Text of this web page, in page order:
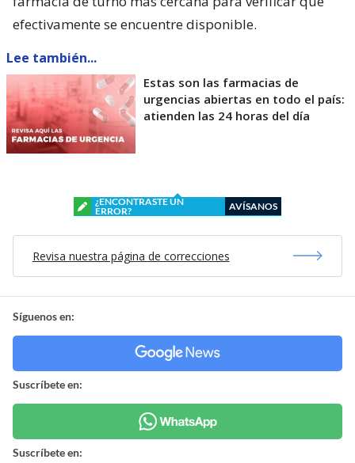
efectivamente se encuentre disponible.
Lee también...
Estas son las farmacias de
urgencias abiertas en todo el país:
atienden las 24 horas del día
¿ENCONTRASTE UN
ERROR?
AVÍSANOS
Revisa nuestra página de correcciones
Síguenos en:
Suscríbete en:
Suscríbete en: